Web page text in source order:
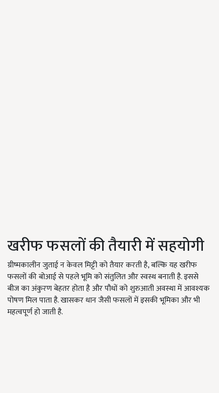
खरीफ फसलों की तैयारी में सहयोगी
ग्रीष्मकालीन जुताई न केवल मिट्टी को तैयार करती है, बल्कि यह खरीफ
फसलों की बोआई से पहले भूमि को संतुलित और स्वस्थ बनाती है. इससे
बीज का अंकुरण बेहतर होता है और पौधों को शुरुआती अवस्था में आवश्यक
पोषण मिल पाता है. खासकर धान जैसी फसलों में इसकी भूमिका और भी
महत्वपूर्ण हो जाती है.